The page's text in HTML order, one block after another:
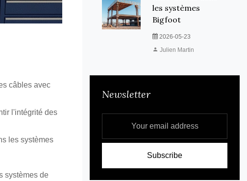
câbles avec
l'intégrité des
les systèmes
systèmes de
Innovations dans
les systèmes
Newsletter